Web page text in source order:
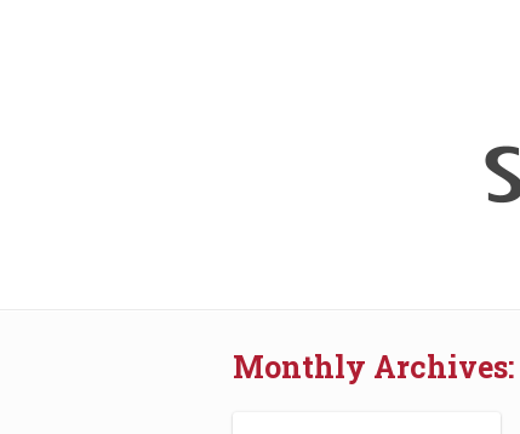
Monthly Archives: